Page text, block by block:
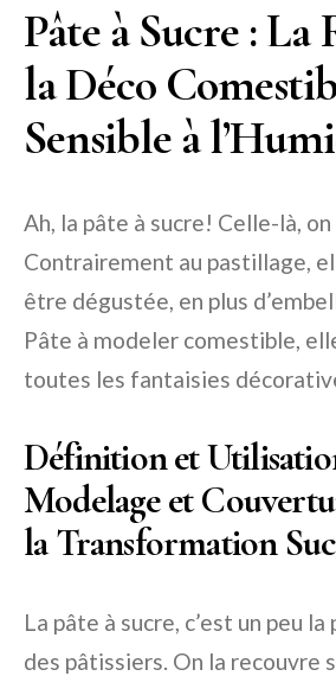
Pâte à Sucre : La
la Déco
Sensible à
Ah, la pâte à sucre! Celle-là,
Contrairement au pastillage,
être dégustée, en plus
Pâte à modeler comestible,
toutes les fantaisies
Définition et
Modelage et
la Transformation
La pâte à sucre, c’est un peu
des pâtissiers. On la recouvre